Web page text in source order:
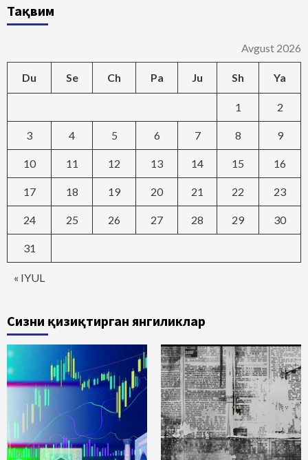
Тақвим
Avgust 2026
Du Se Ch Pa Ju Sh Ya
« IYUL
1 2
3 4 5 6 7 8 9
10 11 12 13 14 15 16
17 18 19 20 21 22 23
24 25 26 27 28 29 30
31
Сизни қизиқтирган янгиликлар